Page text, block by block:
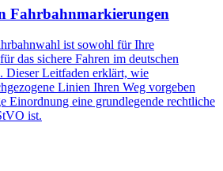
Fahrbahnmarkierungen
ist sowohl für Ihre
das sichere Fahren im deutschen
Dieser Leitfaden erklärt, wie
Linien Ihren Weg vorgeben
Einordnung eine grundlegende rechtliche
ist.